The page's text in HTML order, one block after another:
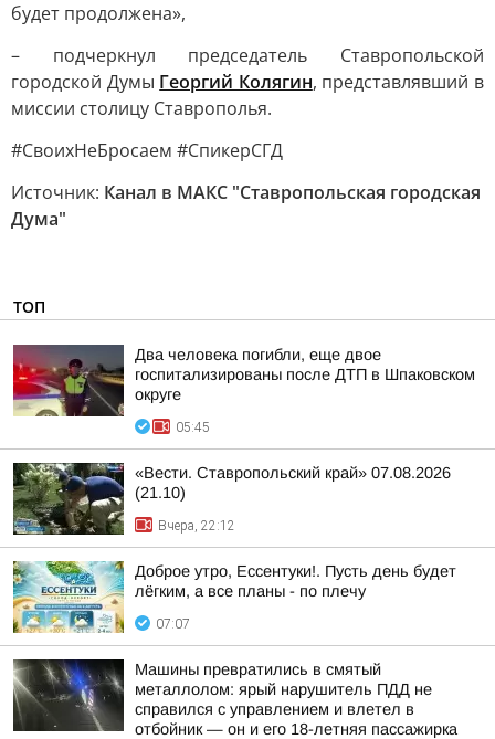
будет продолжена»,
– подчеркнул председатель Ставропольской
городской Думы Георгий Колягин, представлявший в
миссии столицу Ставрополья.
#СвоихНеБросаем #СпикерСГД
Источник: Канал в МАКС "Ставропольская городская
Дума"
ТОП
Два человека погибли, еще двое
госпитализированы после ДТП в Шпаковском
округе
05:45
«Вести. Ставропольский край» 07.08.2026
(21.10)
Вчера, 22:12
Доброе утро, Ессентуки!. Пусть день будет
лёгким, а все планы - по плечу
07:07
Машины превратились в смятый
металлолом: ярый нарушитель ПДД не
справился с управлением и влетел в
отбойник — он и его 18-летняя пассажирка